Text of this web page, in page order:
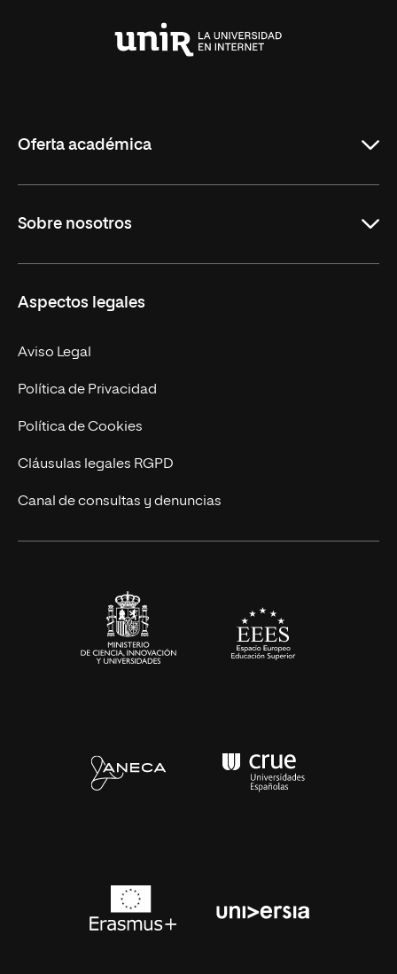
Oferta académica
Másteres Oficiales
Doctorados
Experto Universitario
Postgrados
Cursos Universitarios
Sobre nosotros
Facultades
Nuestro Equipo
Trabaja en UNIR
Actualidad
UNIR Revista
Eventos
Aspectos legales
Aviso Legal
Política de Privacidad
Política de Cookies
Cláusulas legales RGPD
Canal de consultas y denuncias